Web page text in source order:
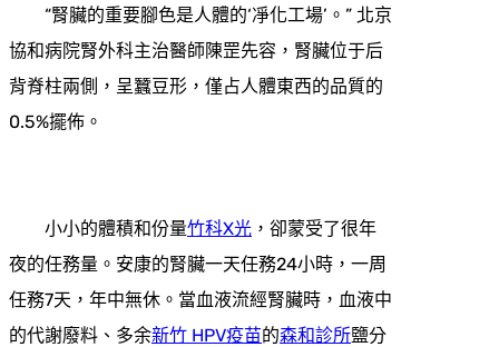
“腎臟的重要腳色是人體的‘凈化工場’。” 北京
協和病院腎外科主治醫師陳罡先容，腎臟位于后
背脊柱兩側，呈蠶豆形，僅占人體東西的品質的
0.5%擺佈。
小小的體積和份量竹科X光 ，卻蒙受了很年
夜的任務量。安康的腎臟一天任務24小時，一周
任務7天，年中無休。當血液流經腎臟時，血液中
的代謝廢料、多余新竹 HPV疫苗的森和診所鹽分